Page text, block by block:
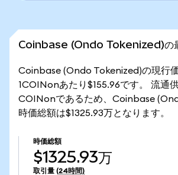
Coinbase (Ondo Tokenized)の
Coinbase (Ondo Tokenized)の現行価
1COINonあたり$155.96です。 流通
COINonであるため、Coinbase
時価総額は$1325.93万となります。
時価総額
$1325.93万
取引量 (24時間)